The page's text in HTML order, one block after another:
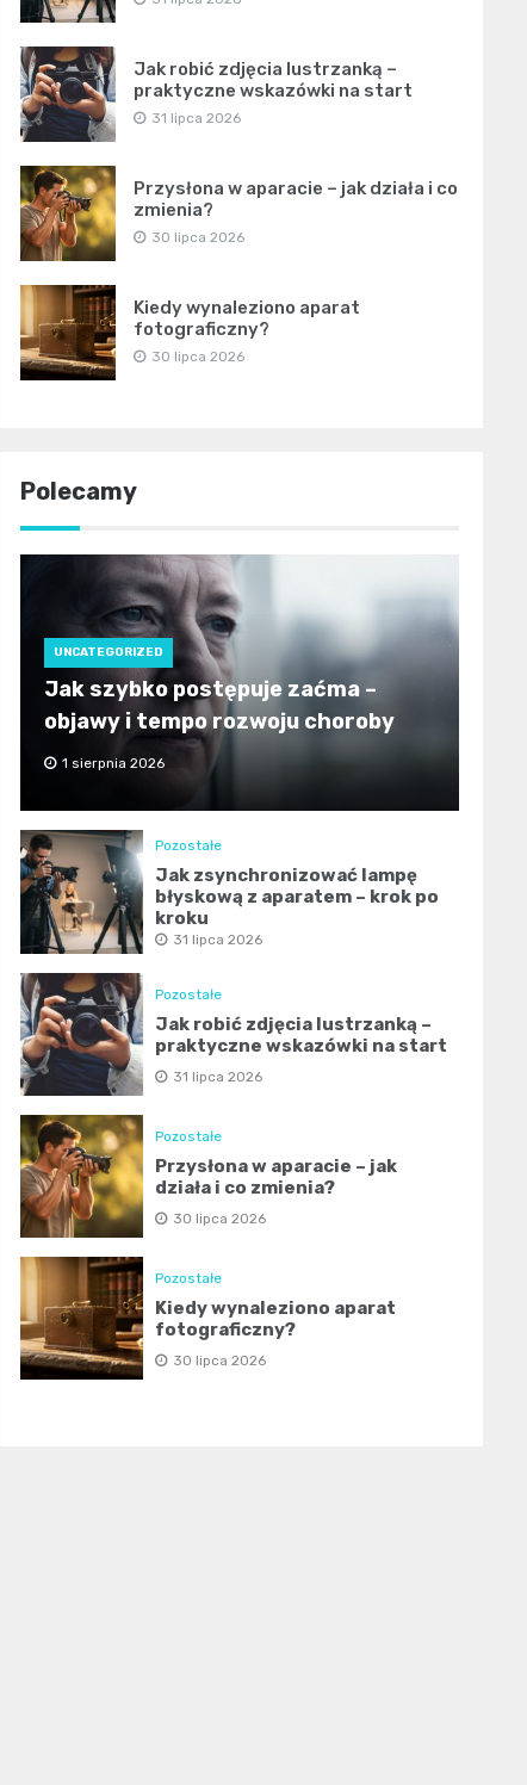
Jak robić zdjęcia lustrzanką –
praktyczne wskazówki na start
31 lipca 2026
Przysłona w aparacie – jak działa i co
zmienia?
30 lipca 2026
Kiedy wynaleziono aparat
fotograficzny?
30 lipca 2026
Polecamy
UNCATEGORIZED
Jak szybko postępuje zaćma –
objawy i tempo rozwoju choroby
1 sierpnia 2026
Pozostałe
Jak zsynchronizować lampę
błyskową z aparatem – krok po
kroku
31 lipca 2026
Pozostałe
Jak robić zdjęcia lustrzanką –
praktyczne wskazówki na start
31 lipca 2026
Pozostałe
Przysłona w aparacie – jak
działa i co zmienia?
30 lipca 2026
Pozostałe
Kiedy wynaleziono aparat
fotograficzny?
30 lipca 2026